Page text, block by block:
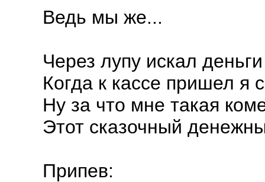
Ведь мы же...
Через лупу искал
Когда к кассе пришел я
Ну за что мне такая
Этот сказочный
Припев: